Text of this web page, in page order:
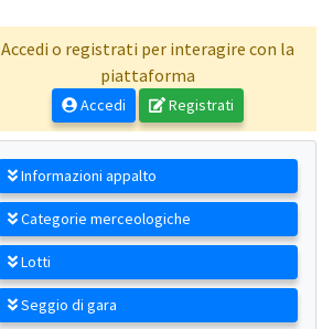
Accedi o registrati per interagire con la
piattaforma
Accedi Registrati
Informazioni appalto
Categorie merceologiche
Lotti
Seggio di gara